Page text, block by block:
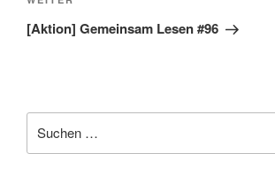
Beitrag
[Aktion] Gemeinsam Lesen #96
nach: